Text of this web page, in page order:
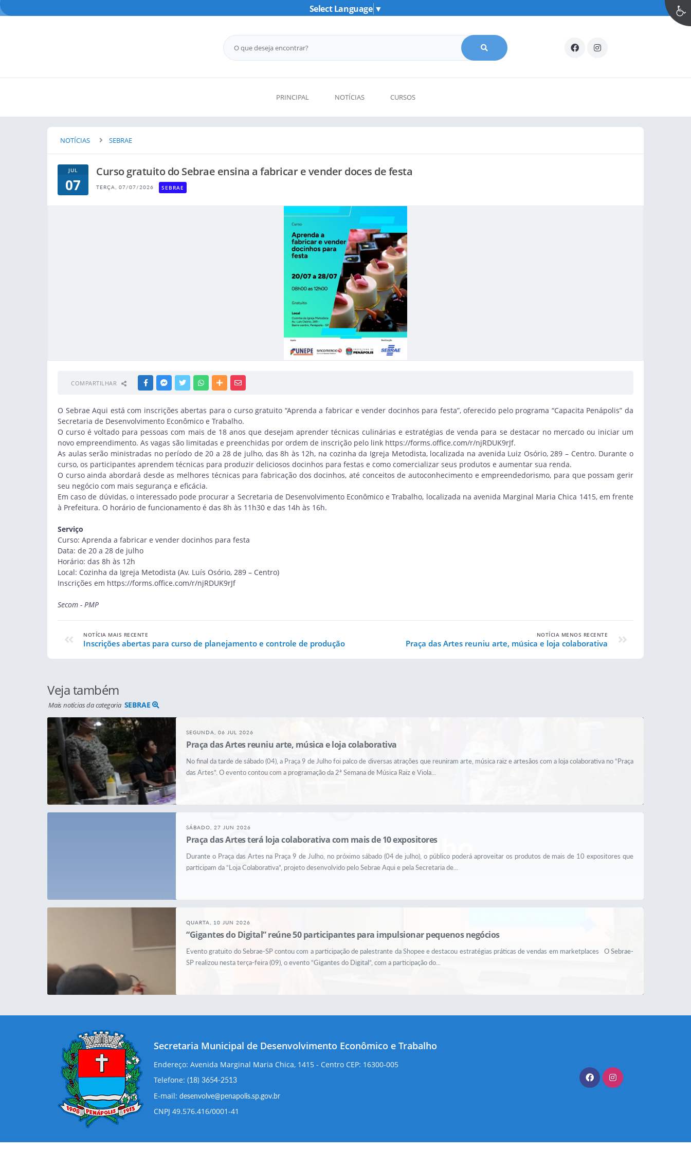
Select Language ▼
PRINCIPAL NOTÍCIAS CURSOS
NOTÍCIAS SEBRAE
JUL
07
Curso gratuito do Sebrae ensina a fabricar e vender doces de festa
TERÇA, 07/07/2026 SEBRAE
COMPARTILHAR FACEBOOKMESSENGER
TWITTER WHATSAPPMAIS
O Sebrae Aqui está com inscrições abertas para o curso gratuito “Aprenda a fabricar e vender docinhos para festa”, oferecido pelo programa “Capacita Penápolis” da
Secretaria de Desenvolvimento Econômico e Trabalho.
O curso é voltado para pessoas com mais de 18 anos que desejam aprender técnicas culinárias e estratégias de venda para se destacar no mercado ou iniciar um
novo empreendimento. As vagas são limitadas e preenchidas por ordem de inscrição pelo link https://forms.office.com/r/njRDUK9rJf.
As aulas serão ministradas no período de 20 a 28 de julho, das 8h às 12h, na cozinha da Igreja Metodista, localizada na avenida Luiz Osório, 289 – Centro. Durante o
curso, os participantes aprendem técnicas para produzir deliciosos docinhos para festas e como comercializar seus produtos e aumentar sua renda.
O curso ainda abordará desde as melhores técnicas para fabricação dos docinhos, até conceitos de autoconhecimento e empreendedorismo, para que possam gerir
seu negócio com mais segurança e eficácia.
Em caso de dúvidas, o interessado pode procurar a Secretaria de Desenvolvimento Econômico e Trabalho, localizada na avenida Marginal Maria Chica 1415, em frente
à Prefeitura. O horário de funcionamento é das 8h às 11h30 e das 14h às 16h.
Serviço
Curso: Aprenda a fabricar e vender docinhos para festa
Data: de 20 a 28 de julho
Horário: das 8h às 12h
Local: Cozinha da Igreja Metodista (Av. Luís Osório, 289 – Centro)
Inscrições em https://forms.office.com/r/njRDUK9rJf
Secom - PMP
NOTÍCIA MAIS RECENTE
Inscrições abertas para curso de planejamento e controle de produção
NOTÍCIA MENOS RECENTE
Praça das Artes reuniu arte, música e loja colaborativa
Veja também
Mais notícias da categoria SEBRAE
SEGUNDA, 06 JUL 2026
Praça das Artes reuniu arte, música e loja colaborativa
No final da tarde de sábado (04), a Praça 9 de Julho foi palco de diversas atrações que reuniram arte, música raiz e artesãos com a loja colaborativa no “Praça
das Artes”. O evento contou com a programação da 2ª Semana de Música Raiz e Viola...
SÁBADO, 27 JUN 2026
Praça das Artes terá loja colaborativa com mais de 10 expositores
Durante o Praça das Artes na Praça 9 de Julho, no próximo sábado (04 de julho), o público poderá aproveitar os produtos de mais de 10 expositores que
participam da “Loja Colaborativa”, projeto desenvolvido pelo Sebrae Aqui e pela Secretaria de...
QUARTA, 10 JUN 2026
“Gigantes do Digital” reúne 50 participantes para impulsionar pequenos negócios
Evento gratuito do Sebrae-SP contou com a participação de palestrante da Shopee e destacou estratégias práticas de vendas em marketplaces O Sebrae-
SP realizou nesta terça-feira (09), o evento “Gigantes do Digital”, com a participação do...
Secretaria Municipal de Desenvolvimento Econômico e Trabalho
Endereço: Avenida Marginal Maria Chica, 1415 - Centro CEP: 16300-005
Telefone: (18) 3654-2513
E-mail: desenvolve@penapolis.sp.gov.br
CNPJ 49.576.416/0001-41